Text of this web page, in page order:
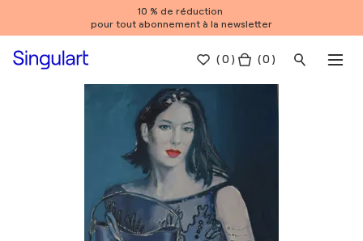
10 % de réduction
pour tout abonnement à la newsletter
(0 ) ( 0 )